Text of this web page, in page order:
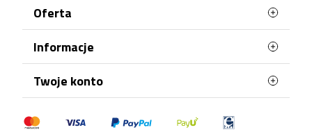
WaszaKwiaciarnia stworzona jest z myślą o
Tobie!
Posiadamy ponad 20 lat doświadczenia i
każdego dnia doręczamy kwiaty na terenie całej
Polski. Róże, bukiety, kosze kwiatów, kwiaty
doniczkowe, kwiaty na pogrzeb – wszystko to
okazja jest odpowiednia, by wręczyć komuś
kwiaty. Zamów je już dzisiaj i zaskocz bliskich!
Oferta
Mapa strony
Informacje
Regulamin
Polityka Prywatności
Twoje konto
Zamówienia